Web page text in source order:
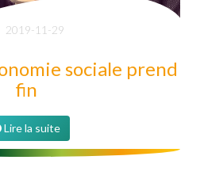
2019-11-29
sociale prend
fin
Lire la suite